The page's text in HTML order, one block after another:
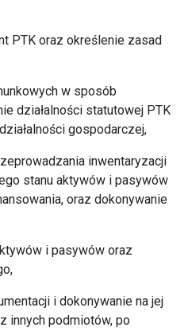
oraz określenie zasad
w sposób
działalności statutowej PTK
gospodarczej,
inwentaryzacji
stanu aktywów i pasywów
oraz dokonywanie
i pasywów oraz
i dokonywanie na jej
innych podmiotów, po